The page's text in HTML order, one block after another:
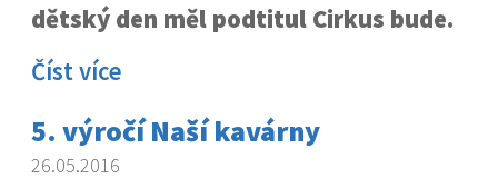
dětský den měl podtitul Cirkus bude.
Číst více
5. výročí Naší kavárny
26.05.2016